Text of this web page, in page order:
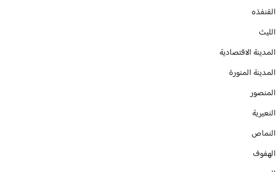
القنفذه
الليث
المدينة الاقتصادية
المدينة المنورة
المنصور
النعيرية
النماص
الهفوف